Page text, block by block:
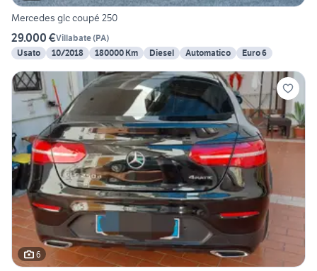
Mercedes glc coupé 250
29.000 €Villabate(PA)
Usato
10/2018 180000 Km Diesel Automatico Euro 6
6